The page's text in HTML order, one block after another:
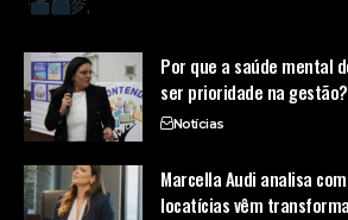
Por que a saúde mental
ser prioridade na gestão?
Notícias
Marcella Audi analisa
locatícias vêm